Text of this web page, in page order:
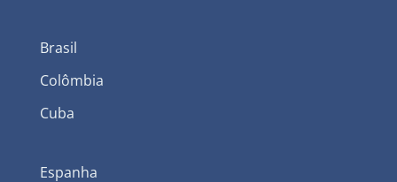
Brasil
Colômbia
Cuba
Espanha